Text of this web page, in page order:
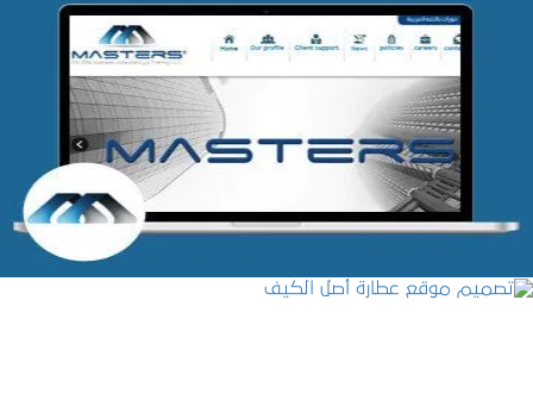
شركة MASTERS للتدريب
التفاصيل